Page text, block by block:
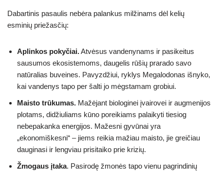
Dabartinis pasaulis nebėra palankus milžinams dėl kelių
esminių priežasčių:
Aplinkos pokyčiai.Atvėsus vandenynams ir pasikeitus
sausumos ekosistemoms, daugelis rūšių prarado savo
natūralias buveines. Pavyzdžiui, ryklys Megalodonas išnyko,
kai vandenys tapo per šalti jo mėgstamam grobiui.
Maisto trūkumas. Mažėjant biologinei įvairovei ir augmenijos
plotams, didžiuliams kūno poreikiams palaikyti tiesiog
nebepakanka energijos. Mažesni gyvūnai yra
„ekonomiškesni“ – jiems reikia mažiau maisto, jie greičiau
dauginasi ir lengviau prisitaiko prie krizių.
Žmogaus įtaka. Pasirodę žmonės tapo vienu pagrindinių